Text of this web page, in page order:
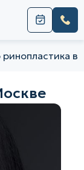
ринопластика в